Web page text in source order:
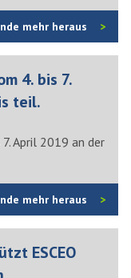
mehr heraus
4. bis 7.
teil.
April 2019 an der
mehr heraus
ESCEO